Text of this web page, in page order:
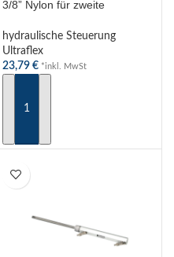
3/8” Nylon für zweite
TU95
hydraulische Steuerung
Ultraflex
23,79 € *inkl. MwSt